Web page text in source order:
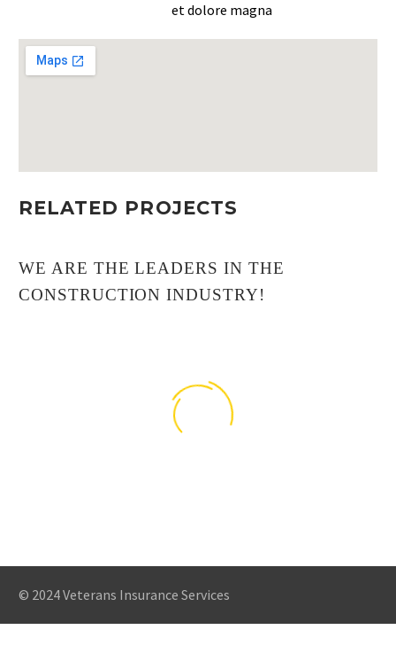
et dolore magna
RELATED PROJECTS
WE ARE THE LEADERS IN THE
CONSTRUCTION INDUSTRY!
© 2024 Veterans Insurance Services